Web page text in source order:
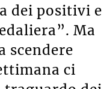
dei positivi e
Ma
scendere
ci